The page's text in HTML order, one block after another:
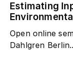
Estimating
Open online
Dahlgren